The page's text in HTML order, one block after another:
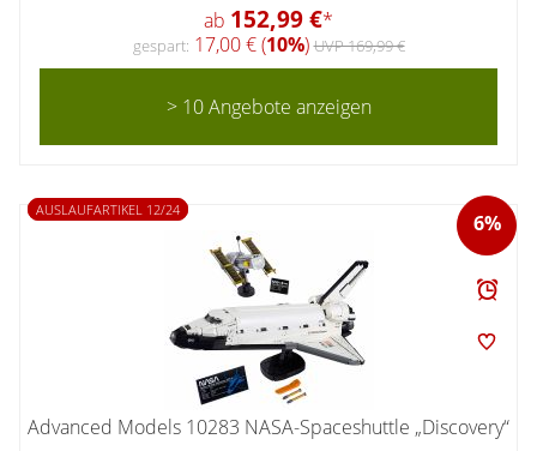
ab 152,99 €*
gespart: 17,00 € (10%)UVP 169,99 €
> 10 Angebote anzeigen
6%
AUSLAUFARTIKEL 12/24
Advanced Models 10283 NASA-Spaceshuttle „Discovery“